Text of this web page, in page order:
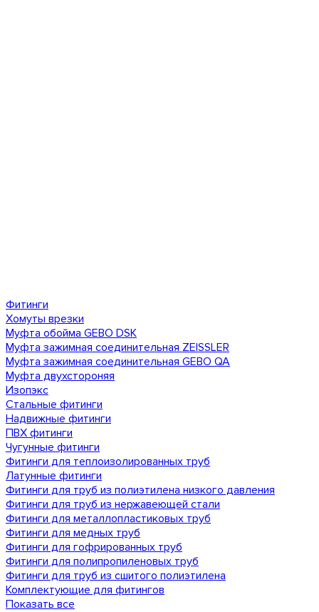
Фитинги
Хомуты врезки
Муфта обойма GEBO DSK
Муфта зажимная соединительная ZEISSLER
Муфта зажимная соединительная GEBO QA
Муфта двухстороняя
Изопэкс
Стальные фитинги
Надвижные фитинги
ПВХ фитинги
Чугунные фитинги
Фитинги для теплоизолированных труб
Латунные фитинги
Фитинги для труб из полиэтилена низкого давления
Фитинги для труб из нержавеющей стали
Фитинги для металлопластиковых труб
Фитинги для медных труб
Фитинги для гофрированных труб
Фитинги для полипропиленовых труб
Фитинги для труб из сшитого полиэтилена
Комплектующие для фитингов
Показать все